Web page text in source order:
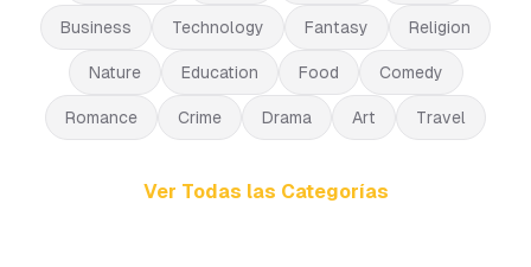
Business Technology Fantasy Religion
Nature Education Food Comedy
Romance Crime Drama Art Travel
Ver Todas las Categorías